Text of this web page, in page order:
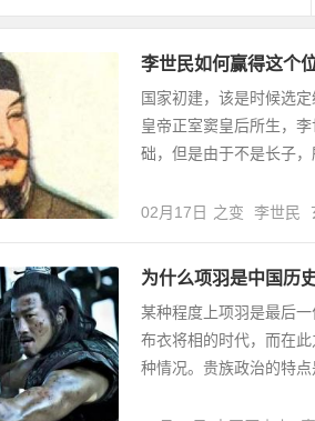
李世民如何赢得这个
国家初建，该是时候选
皇帝正室窦皇后所生，
础，但是由于不是长子，
02月17日 之变 李世民
为什么项羽是中国历
某种程度上项羽是最后
布衣将相的时代，而在
种情况。贵族政治的特点